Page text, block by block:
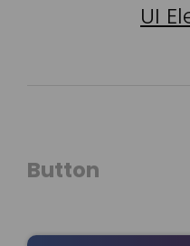
UI
Button